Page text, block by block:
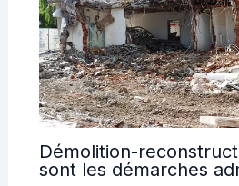
Démolition-
sont les démarches